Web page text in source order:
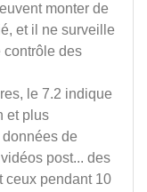
monter de
et il ne surveille
contrôle des
le 7.2 indique
et plus
de
post... des
ceux pendant 10